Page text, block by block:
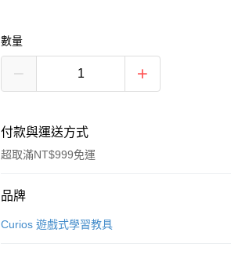
數量
付款與運送方式
超取滿NT$999免運
付款方式
信用卡一次付款
品牌
Curios 遊戲式學習教具